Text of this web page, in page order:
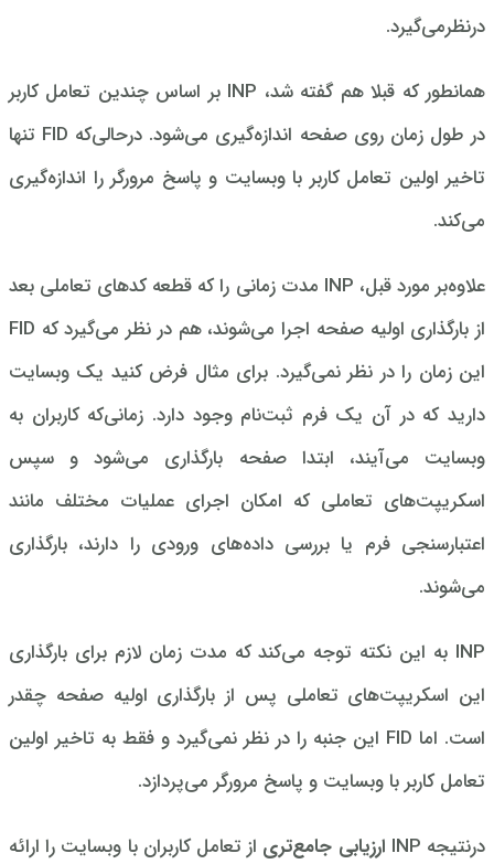
درنظرمی‌گیرد.
همانطور که قبلا هم گفته شد، INP بر اساس چندین تعامل کاربر
در طول زمان روی صفحه اندازه‌گیری می‌شود. درحالی‌که FID تنها
تاخیر اولین تعامل کاربر با وبسایت و پاسخ مرورگر را اندازه‌گیری
می‌کند.
علاوه‌بر مورد قبل، INP مدت زمانی را که قطعه کدهای تعاملی بعد
از بارگذاری اولیه صفحه اجرا می‌شوند، هم در نظر می‌گیرد که FID
این زمان را در نظر نمی‌گیرد. برای مثال فرض کنید یک وبسایت
دارید که در آن یک فرم ثبت‌نام وجود دارد. زمانی‌که کاربران به
وبسایت می‌آیند، ابتدا صفحه بارگذاری می‌شود و سپس
اسکریپت‌های تعاملی که امکان اجرای عملیات مختلف مانند
اعتبارسنجی فرم یا بررسی داده‌های ورودی را دارند، بارگذاری
می‌شوند.
INP به این نکته توجه می‌کند که مدت زمان لازم برای بارگذاری
این اسکریپت‌های تعاملی پس از بارگذاری اولیه صفحه چقدر
است. اما FID این جنبه را در نظر نمی‌گیرد و فقط به تاخیر اولین
تعامل کاربر با وبسایت و پاسخ مرورگر می‌پردازد.
درنتیجه INP ارزیابی جامع‌تری از تعامل کاربران با وبسایت را ارائه